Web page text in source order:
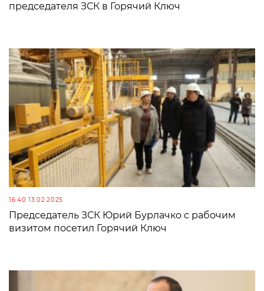
председателя ЗСК в Горячий Ключ
16:40 13.02.2025
Председатель ЗСК Юрий Бурлачко с рабочим
визитом посетил Горячий Ключ